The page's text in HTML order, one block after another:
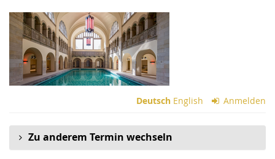
Zum
Haupt-
Inhalt
springen
Deutsch English Anmelden
Zu anderem Termin wechseln